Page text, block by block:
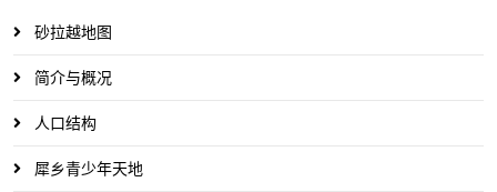
砂拉越地图
简介与概况
人口结构
犀乡青少年天地